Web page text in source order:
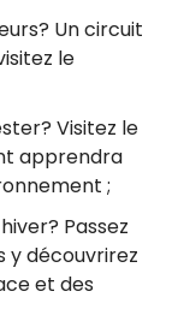
Un circuit
le
Visitez le
apprendra
;
Passez
y découvrirez
et des